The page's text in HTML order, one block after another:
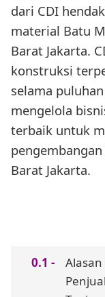
dari CDI
material Batu
Barat Jakarta.
konstruksi
selama
mengelola
terbaik untuk
Barat Jakarta.